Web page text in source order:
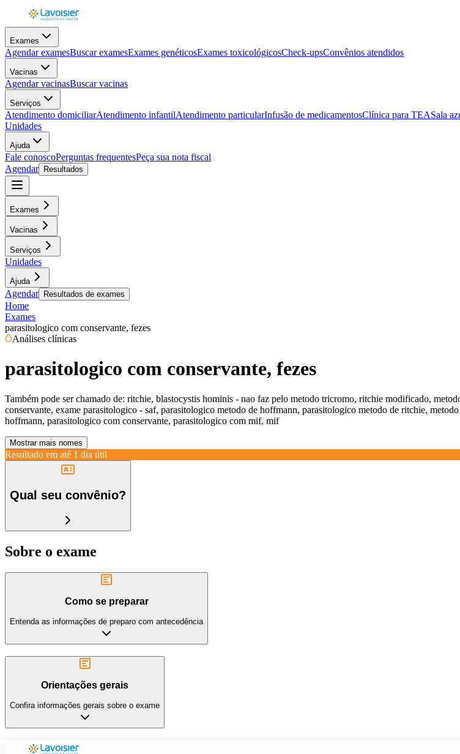
Exames
Agendar examesBuscar examesExames genéticosExames toxicológicosCheck-upsConvênios atendidos
Vacinas
Agendar vacinasBuscar vacinas
Serviços
Atendimento domiciliarAtendimento infantilAtendimento particularInfusão de medicamentosClínica para TEASala
Unidades
Ajuda
Fale conoscoPerguntas frequentesPeça sua nota fiscal
Agendar
Resultados
Exames
Vacinas
Serviços
Unidades
Ajuda
Agendar Resultados de exames
Home
Exames
parasitologico com conservante, fezes
Análises clínicas
parasitologico com conservante, fezes
Também pode ser chamado de: ritchie, blastocystis hominis - nao faz pelo metodo tricromo, ritchie modificado,
conservante, exame parasitologico - saf, parasitologico metodo de hoffmann, parasitologico metodo de ritchie,
hoffmann, parasitologico com conservante, parasitologico com mif, mif
Mostrar mais nomes
Resultado em até 1 dia útil
Qual seu convênio?
Sobre o exame
Como se preparar
Entenda as informações de preparo com antecedência
Orientações gerais
Confira informações gerais sobre o exame